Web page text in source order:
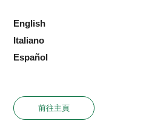
English
Italiano
Español
前往主頁